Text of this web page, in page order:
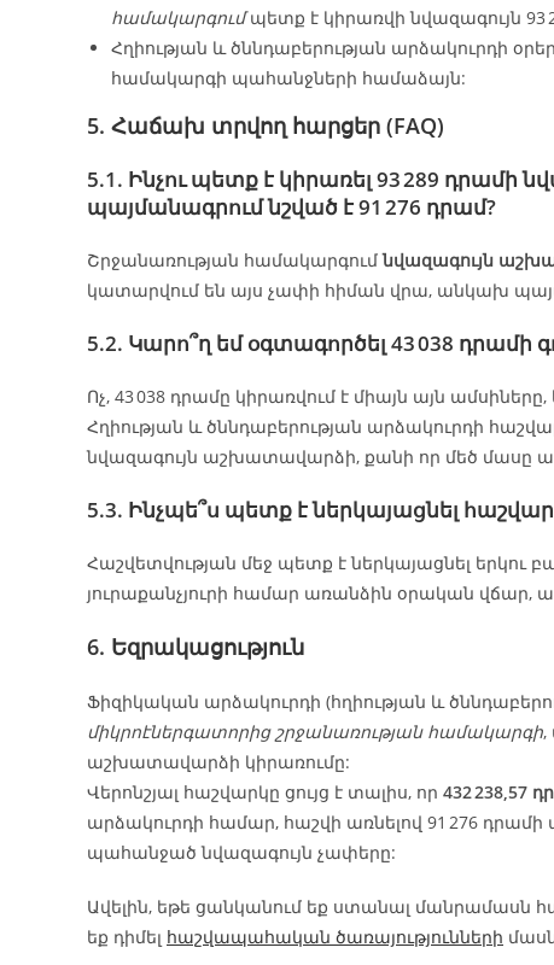
համակարգումպետք է կիրառվի նվազագույն 93
Հղիության և ծննդաբերության արձակուրդի
համակարգի պահանջների համաձայն:
5. Հաճախ տրվող հարցեր (FAQ)
5.1. Ինչու պետք է կիրառել 93 289
պայմանագրում նշված է 91 276 դրամ?
Շրջանառության համակարգումնվազագույն
կատարվում են այս չափի հիման վրա, անկախ
5.2. Կարո՞ղ եմ օգտագործել 43 038
Ոչ, 43 038 դրամը կիրառվում է միայն այն
Հղիության և ծննդաբերության արձակուրդի
նվազագույն աշխատավարձի, քանի որ մեծ մասը
5.3. Ինչպե՞ս պետք է ներկայացնել
Հաշվետվության մեջ պետք է ներկայացնել երկու
յուրաքանչյուրի համար առանձին օրական վճար,
6. Եզրակացություն
Ֆիզիկական արձակուրդի (հղիության և
միկրոէներգատորից շրջանառության համակարգի,
աշխատավարձի կիրառումը:
Վերոնշյալ հաշվարկը ցույց է տալիս, որ 432 238,57
արձակուրդի համար, հաշվի առնելով 91 276
պահանջած նվազագույն չափերը:
Ավելին, եթե ցանկանում եք ստանալ մանրամասն
եք դիմել հաշվապահական ծառայությունների